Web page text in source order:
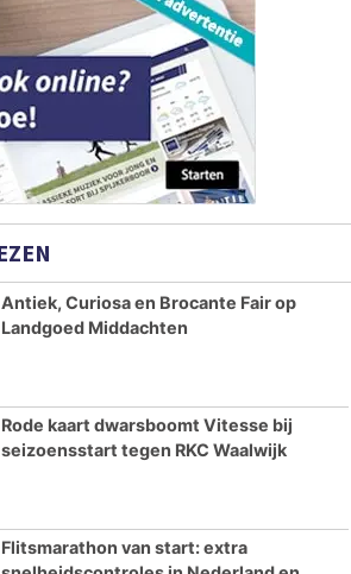
Antiek, Curiosa en Brocante Fair op
Landgoed Middachten
Rode kaart dwarsboomt Vitesse bij
seizoensstart tegen RKC Waalwijk
Flitsmarathon van start: extra